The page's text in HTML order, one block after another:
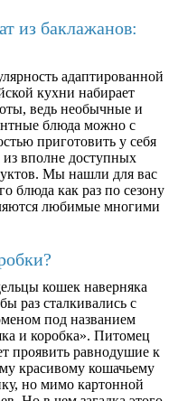
из баклажанов:
адаптированной
кухни набирает
ведь необычные и
блюда можно с
приготовить у себя
из вполне доступных
Мы нашли для вас
блюда как раз по сезону
любимые многими
кошек наверняка
раз сталкивались с
под названием
и коробка». Питомец
проявить равнодушие к
красивому кошачьему
но мимо картонной